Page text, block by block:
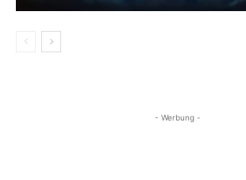
- Werbung -